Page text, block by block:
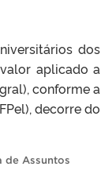
dos
aplicado a
conforme a
decorre do
de Assuntos